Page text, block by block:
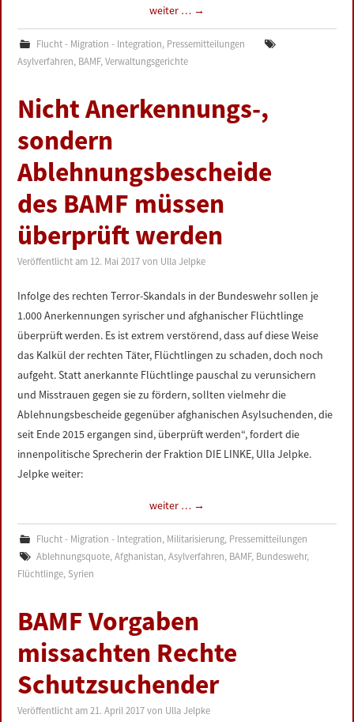
weiter … →
Flucht - Migration - Integration, Pressemitteilungen
Asylverfahren, BAMF,Verwaltungsgerichte
Nicht Anerkennungs-,
sondern
Ablehnungsbescheide
des BAMF müssen
überprüft werden
Veröffentlicht am 12. Mai 2017 von Ulla Jelpke
Infolge des rechten Terror-Skandals in der Bundeswehr sollen je
1.000 Anerkennungen syrischer und afghanischer Flüchtlinge
überprüft werden. Es ist extrem verstörend, dass auf diese Weise
das Kalkül der rechten Täter, Flüchtlingen zu schaden, doch noch
aufgeht. Statt anerkannte Flüchtlinge pauschal zu verunsichern
und Misstrauen gegen sie zu fördern, sollten vielmehr die
Ablehnungsbescheide gegenüber afghanischen Asylsuchenden, die
seit Ende 2015 ergangen sind, überprüft werden“, fordert die
innenpolitische Sprecherin der Fraktion DIE LINKE, Ulla Jelpke.
Jelpke weiter:
weiter … →
Flucht - Migration - Integration, Militarisierung, Pressemitteilungen
Ablehnungsquote, Afghanistan, Asylverfahren, BAMF, Bundeswehr,
Flüchtlinge, Syrien
BAMF Vorgaben
missachten Rechte
Schutzsuchender
Veröffentlicht am21. April 2017 von Ulla Jelpke